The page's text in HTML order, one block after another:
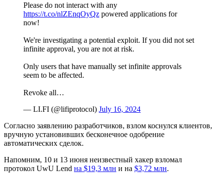
Please do not interact with any
https://t.co/nlZEnqOyQz powered applications for
now!
We're investigating a potential exploit. If you did not set
infinite approval, you are not at risk.
Only users that have manually set infinite approvals
seem to be affected.
Revoke all…
— LI.FI (@lifiprotocol) July 16, 2024
Согласно заявлению разработчиков, взлом коснулся клиентов,
вручную установивших бесконечное одобрение
автоматических сделок.
Напомним, 10 и 13 июня неизвестный хакер взломал
протокол UwU Lend на $19,3 млн и на $3,72 млн.